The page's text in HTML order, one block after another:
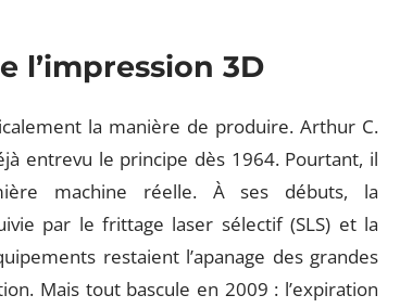
l’impression 3D
la manière de produire. Arthur C.
entrevu le principe dès 1964. Pourtant, il
machine réelle. À ses débuts, la
par le frittage laser sélectif (SLS) et la
restaient l’apanage des grandes
Mais tout bascule en 2009 : l’expiration